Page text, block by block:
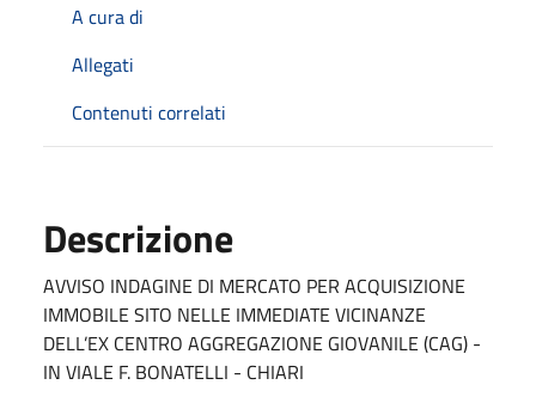
A cura di
Allegati
Contenuti correlati
Descrizione
AVVISO INDAGINE DI MERCATO PER ACQUISIZIONE
IMMOBILE SITO NELLE IMMEDIATE VICINANZE
DELL’EX CENTRO AGGREGAZIONE GIOVANILE (CAG) -
IN VIALE F. BONATELLI - CHIARI